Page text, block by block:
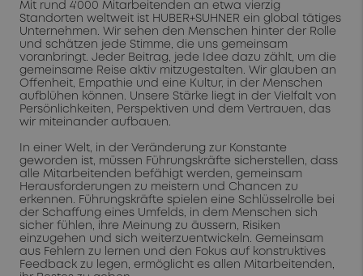
Mit rund 4'000 Mitarbeitenden an etwa vierzig
Standorten weltweit ist HUBER+SUHNER ein global tätiges
Unternehmen. Wir sehen den Menschen hinter der Rolle
und schätzen jede Stimme, die uns gemeinsam
voranbringt. Jeder Beitrag, jede Idee dazu zählt, um die
gemeinsame Reise aktiv mitzugestalten. Wir glauben an
Offenheit, Empathie und eine Kultur, in der Menschen
aufblühen können. Unsere Stärke liegt in der Vielfalt von
Persönlichkeiten, Perspektiven und dem Vertrauen, das
wir miteinander aufbauen.
In einer Welt, in der Veränderung zur Konstante
geworden ist, müssen Führungskräfte sicherstellen, dass
alle Mitarbeitenden befähigt werden, gemeinsam
Herausforderungen zu meistern und Chancen zu
erkennen. Führungskräfte spielen eine Schlüsselrolle bei
der Schaffung eines Umfelds, in dem Menschen sich
sicher fühlen, ihre Meinung zu äussern, Risiken
einzugehen und sich weiterzuentwickeln. Gemeinsam
aus Fehlern zu lernen und den Fokus auf konstruktives
Feedback zu legen, ermöglicht es allen Mitarbeitenden,